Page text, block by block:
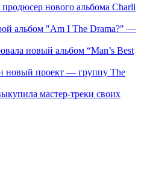
нового альбома Charli
альбом "Am I The Drama?" —
новый альбом “Man’s Best
новый проект — группу The
мастер-треки своих